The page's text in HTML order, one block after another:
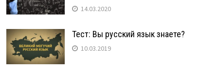
14.03.2020
Тест: Вы русский язык знаете?
10.03.2019